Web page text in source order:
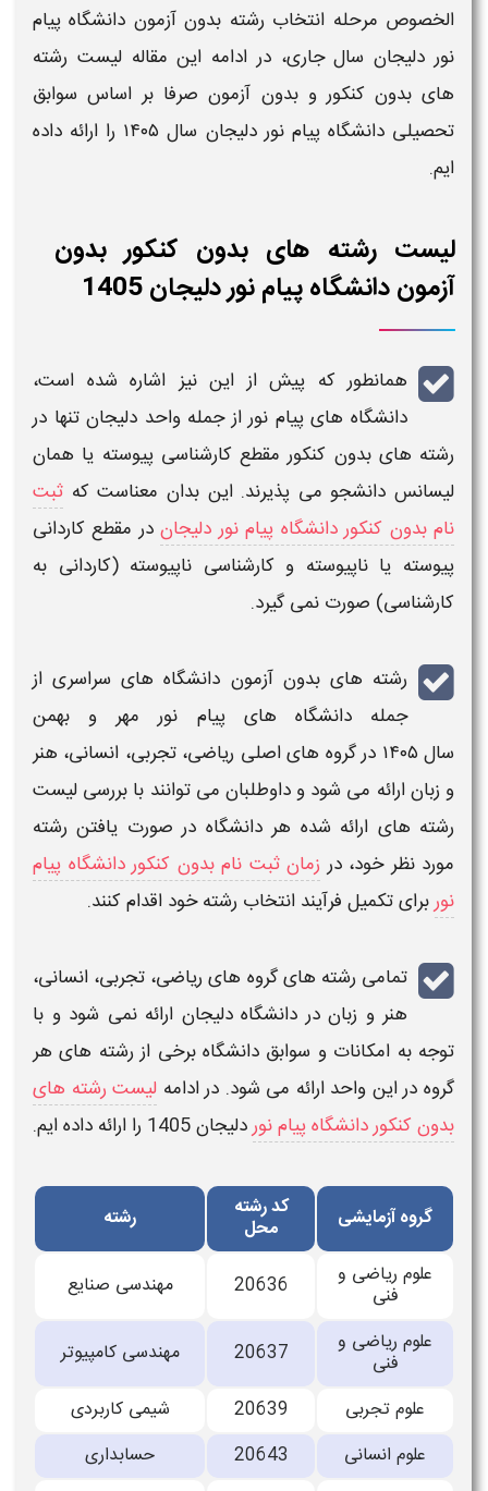
الخصوص مرحله انتخاب رشته بدون آزمون دانشگاه پیام
نور دلیجان سالجاری، در ادامه این مقالهلیست رشته
های بدون کنکور و بدون آزمون صرفا بر اساس سوابق
تحصیلی دانشگاه پیام نور دلیجان سال ۱۴۰۵
را ارائه داده
ایم.
لیست رشته های بدون کنکور بدون
آزمون دانشگاه پیام نور دلیجان 1405
همانطور که پیش از این نیز اشاره شده است،
دانشگاه های پیام نوراز جمله واحد دلیجانتنها در
رشته های بدون کنکورمقطع کارشناسی پیوسته یا همان
لیسانس دانشجو می پذیرند. این بدان معناست که ثبت
نام بدون کنکور دانشگاه پیام نور دلیجاندر مقطع کاردانی
پیوسته یا ناپیوسته و کارشناسی ناپیوسته (کاردانی به
کارشناسی) صورت نمی گیرد.
رشته های بدون آزمون دانشگاه های سراسریاز
جمله دانشگاه های پیام نور مهر و بهمن
سال ۱۴۰۵
در گروه های اصلی ریاضی، تجربی، انسانی، هنر
و زبان ارائه می شود و داوطلبان می توانند با بررسی لیست
رشته های ارائه شده هردانشگاه در صورت یافتن رشته
مورد نظر خود، در زمان ثبت نام بدون کنکور دانشگاه پیام
نوربرای تکمیل فرآیند انتخاب رشتهخود اقدام کنند.
تمامی رشته هایگروه های ریاضی، تجربی، انسانی،
هنر و زبان دردانشگاه دلیجان ارائه نمی شود و با
توجه به امکانات و سوابق دانشگاه برخی از رشته های هر
گروه در این واحد ارائه می شود. در ادامه لیست رشته های
بدون کنکور دانشگاه پیام نوردلیجان1405 را ارائه داده ایم.
گروه آزمایشی کد رشته
محل
رشته
ﻋﻠﻮم رﻳﺎﺿﻰ و
ﻓﻨﻰ 20636
ﻣﻬﻨﺪﺳﻰ ﺻﻨﺎﻳﻊ
ﻋﻠﻮم رﻳﺎﺿﻰ و
ﻓﻨﻰ 20637
ﻣﻬﻨﺪﺳﻰ ﻛﺎﻣﭙﻴﻮﺗﺮ
ﻋﻠﻮم ﺗﺠﺮﺑﻰ
20639
ﺷﻴﻤﻰ ﻛﺎرﺑﺮدی
ﻋﻠﻮم اﻧﺴﺎﻧﻰ
20643
ﺣﺴﺎﺑﺪاری